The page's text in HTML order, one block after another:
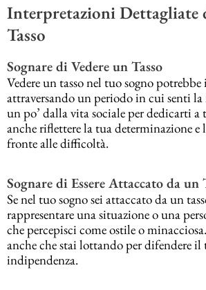
Interpretazioni Dettagliate
Tasso
Sognare di Vedere un Tasso
Vedere un tasso nel tuo sogno
attraversando un periodo in cui senti
un po’ dalla vita sociale per dedicarti a
anche riflettere la tua determinazione e
fronte alle difficoltà.
Sognare di Essere Attaccato da un
Se nel tuo sogno sei attaccato da un
rappresentare una situazione o una
che percepisci come ostile o
anche che stai lottando per difendere il
indipendenza.